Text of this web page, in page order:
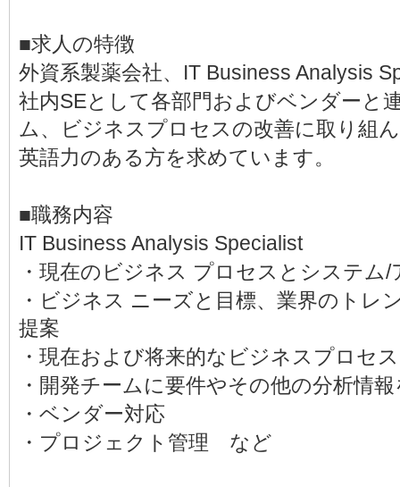
■求人の特徴
外資系製薬会社、IT Business Analysis
社内SEとして各部門およびベンダーと
ム、ビジネスプロセスの改善に取り組
英語力のある方を求めています。
■職務内容
IT Business Analysis Specialist
・現在のビジネス プロセスとシステム
・ビジネス ニーズと目標、業界のトレ
提案
・現在および将来的なビジネスプロセ
・開発チームに要件やその他の分析情
・ベンダー対応
・プロジェクト管理 など